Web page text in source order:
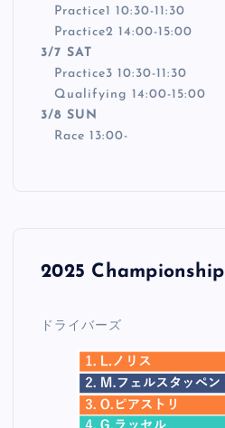
Practice1 10:30-11:30
Practice2 14:00-15:00
3/7 SAT
Practice3 10:30-11:30
Qualifying 14:00-15:00
3/8 SUN
Race 13:00-
2025 Championship
ドライバーズ